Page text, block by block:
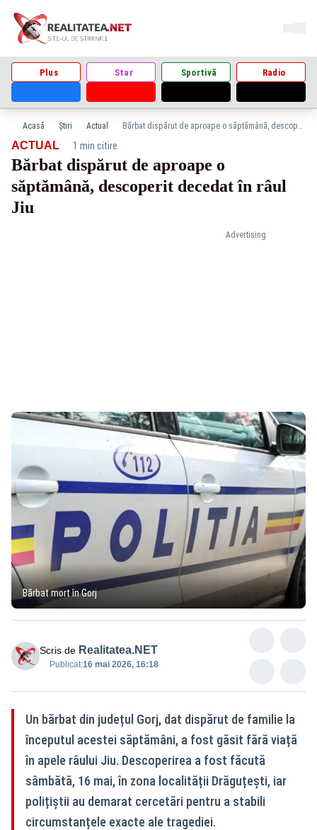
Plus Star Sportivă Radio
Acasă Știri Actual Bărbat dispărut de aproape o săptămână, descoperit decedat în râul Jiu
Advertising
ACTUAL· 1 min citire
Bărbat dispărut de aproape o
săptămână, descoperit decedat în râul
Jiu
Bărbat mort în Gorj
Scris de Realitatea.NET
Publicat:16 mai 2026, 16:18
Un bărbat din județul Gorj, dat dispărut de familie la
începutul acestei săptămâni, a fost găsit fără viață
în apele râului Jiu. Descoperirea a fost făcută
sâmbătă, 16 mai, în zona localității Drăguțești, iar
polițiștii au demarat cercetări pentru a stabili
circumstanțele exacte ale tragediei.